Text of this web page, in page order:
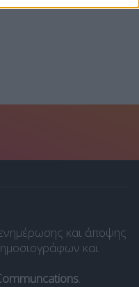
και άποψης
και
.